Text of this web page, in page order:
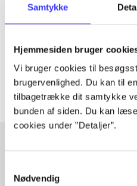
Samtykke
Hjemmesiden bruger
Vi bruger cookies til
brugervenlighed. Du kan til
tilbagetrække dit samtykke
bunden af siden. Du kan
cookies under ”Detaljer”.
Nødvendig
Tidsskrift
Artiklerne i handler ofte om